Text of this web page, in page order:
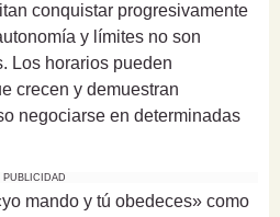
conquistar progresivamente
y límites no son
Los horarios pueden
crecen y demuestran
negociarse en determinadas
PUBLICIDAD
mando y tú obedeces» como